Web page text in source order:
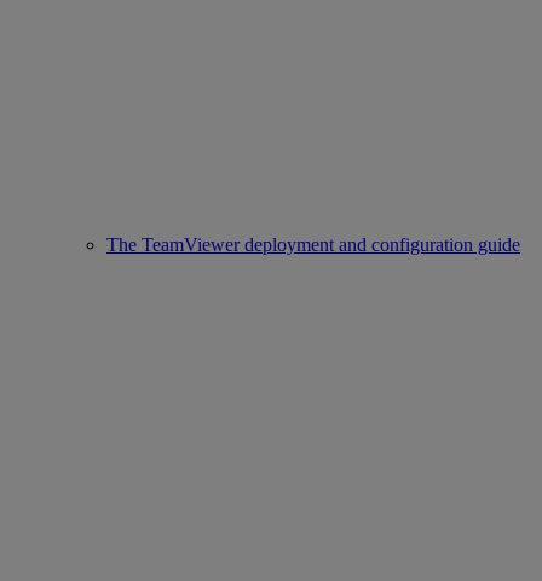
The TeamViewer deployment and configuration guide